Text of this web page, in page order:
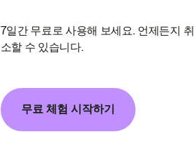
7일간 무료로 사용해 보세요. 언제든지 취
소할 수 있습니다.
무료 체험 시작하기